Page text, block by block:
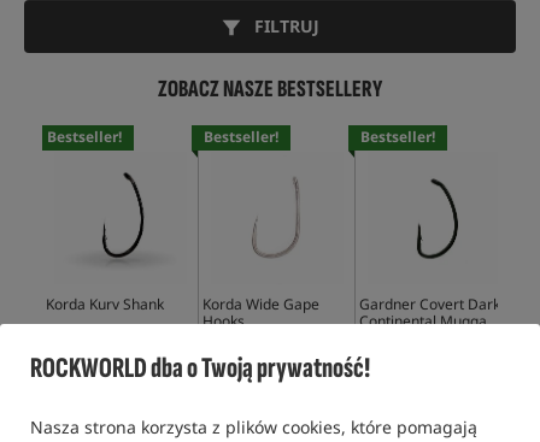
ROCKWORLD dba o Twoją prywatność!
Nasza strona korzysta z plików cookies, które pomagają
FILTRUJ
ZOBACZ NASZE BESTSELLERY
Bestseller!
Korda Kurv Shank
26,99PLN
Bestseller!
Korda Wide Gape
Hooks
28,99PLN
Bestseller!
Gardner Covert Dark
Continental Mugga
24,49